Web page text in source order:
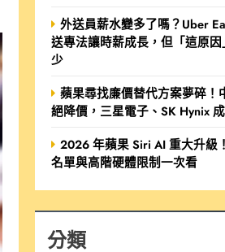
外送員薪水變多了嗎？Uber
送專法讓時薪成長，但「這原
少
蘋果尋找廉價替代方案夢碎！
絕降價，三星電子、SK Hynix
2026 年蘋果 Siri AI 重大升級
名單與高階硬體限制一次看
分類